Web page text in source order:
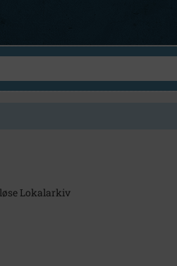
Lokalarkiv